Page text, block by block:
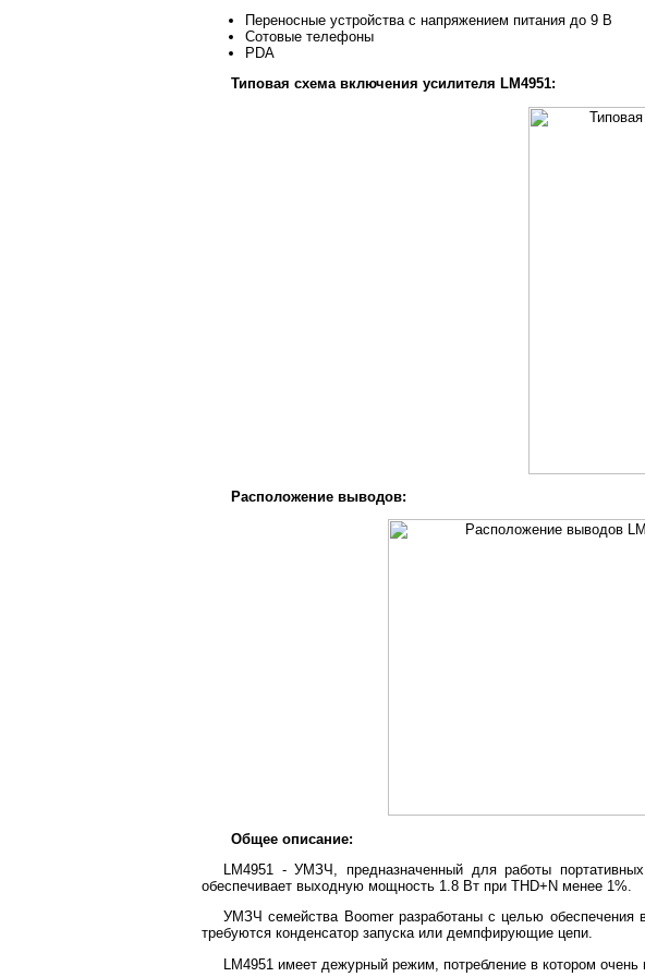
Переносные устройства с напряжением питания до 9 В
Сотовые телефоны
PDA
Типовая схема включения усилителя LM4951:
Расположение выводов:
Общее описание:
LM4951 - УМЗЧ, предназначенный для работы
обеспечивает выходную мощность 1.8 Вт при THD+N менее 1%.
УМЗЧ семейства Boomer разработаны с целью
требуются конденсатор запуска или демпфирующие цепи.
LM4951 имеет дежурный режим, потребление в котором